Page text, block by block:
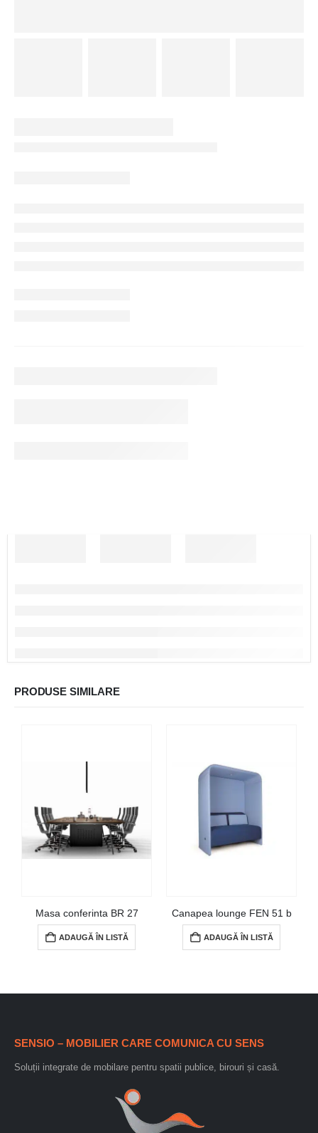
PRODUSE SIMILARE
Masa conferinta BR 27
ADAUGĂ ÎN LISTĂ
Canapea lounge FEN 51 b
ADAUGĂ ÎN LISTĂ
SENSIO – MOBILIER CARE COMUNICA CU SENS
Soluții integrate de mobilare pentru spatii publice, birouri și casă.